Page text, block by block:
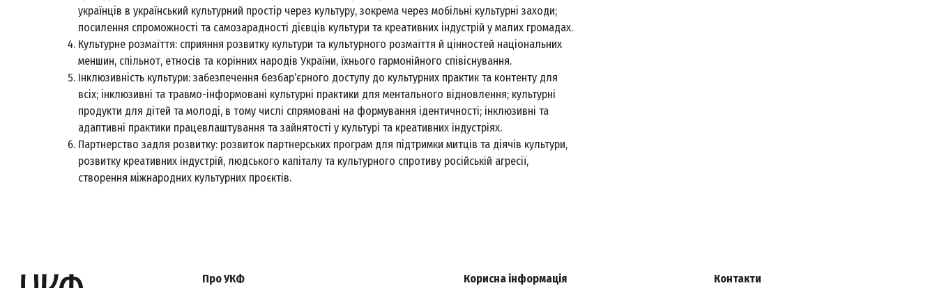
українців в український культурний простір через культуру, зокрема через мобільні культурні заходи;
посилення спроможності та самозарадності дієвців культури та креативних індустрій у малих громадах.
Культурне розмаїття: сприяння розвитку культури та культурного розмаїття й цінностей національних
меншин, спільнот, етносів та корінних народів України, їхнього гармонійного співіснування.
Інклюзивність культури: забезпечення безбарʼєрного доступу до культурних практик та контенту для
всіх; інклюзивні та травмо-інформовані культурні практики для ментального відновлення; культурні
продукти для дітей та молоді, в тому числі спрямовані на формування ідентичності; інклюзивні та
адаптивні практики працевлаштування та зайнятості у культурі та креативних індустріях.
Партнерство задля розвитку: розвиток партнерських програм для підтримки митців та діячів культури,
розвитку креативних індустрій, людського капіталу та культурного спротиву російській агресії,
створення міжнародних культурних проєктів.
Про УКФ Корисна інформація Контакти